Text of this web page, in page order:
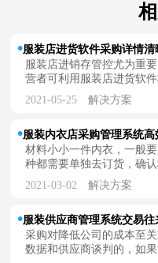
服装店进货软件采购详情清
服装店进销存管控尤为重
营者可利用服装店进货软
2021-05-25 解决方案
服装内衣店采购管理系统
材料小小一件内衣，一般
种都需要单独去订货，确
2021-03-02 解决方案
服装供应商管理系统交易往
采购对降低公司的成本至
数据和供应商谈判的，如